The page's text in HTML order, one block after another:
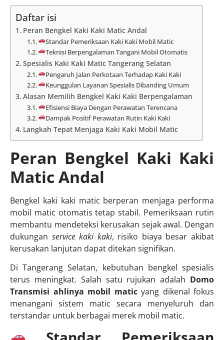
Daftar isi
Peran Bengkel Kaki Kaki Matic Andal
Standar Pemeriksaan Kaki Kaki Mobil Matic
Teknisi Berpengalaman Tangani Mobil Otomatis
Spesialis Kaki Kaki Matic Tangerang Selatan
Pengaruh Jalan Perkotaan Terhadap Kaki Kaki
Keunggulan Layanan Spesialis Dibanding Umum
Alasan Memilih Bengkel Kaki Kaki Berpengalaman
Efisiensi Biaya Dengan Perawatan Terencana
Dampak Positif Perawatan Rutin Kaki Kaki
Langkah Tepat Menjaga Kaki Kaki Mobil Matic
Peran Bengkel Kaki Kaki
Matic Andal
Bengkel kaki kaki matic berperan menjaga performa
mobil matic otomatis tetap stabil. Pemeriksaan rutin
membantu mendeteksi kerusakan sejak awal. Dengan
dukungan service kaki kaki, risiko biaya besar akibat
kerusakan lanjutan dapat ditekan signifikan.
Di Tangerang Selatan, kebutuhan bengkel spesialis
terus meningkat. Salah satu rujukan adalah Domo
Transmisi ahlinya mobil maticyang dikenal fokus
menangani sistem matic secara menyeluruh dan
terstandar untuk berbagai merek mobil matic.